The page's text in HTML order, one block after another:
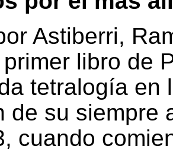
Astiberri,
libro de
tetralogía en
de su siempre
cuando